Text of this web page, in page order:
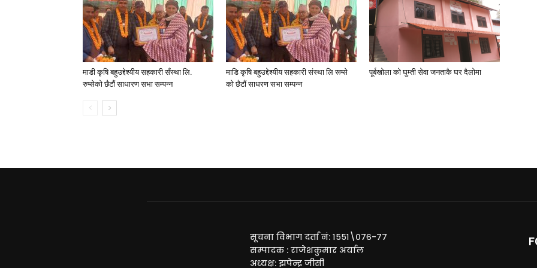
माडी कृषि बहुउद्देश्यीय सहकारी सँस्था लि.
रुप्सेको छैटाैं साधारण सभा सम्पन्न
माडि कृषि बहुउद्देश्यीय सहकारी संस्था लि रूप्से
काे छैटाैं साधरण सभा सम्पन्न
पूर्बखाेला काे घुम्ती सेवा जनताकै घर दैलाेमा
सूचना विभाग दर्ता नं: १५५१\०७६-७७
सम्पादक : राजेशकुमार अर्याल
अध्यक्ष: झपेन्द्र जीसी